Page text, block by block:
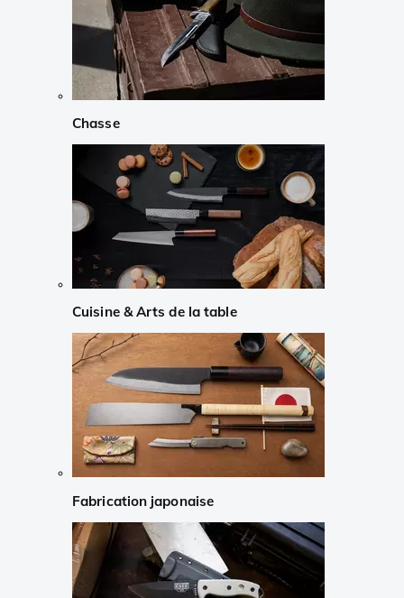
Chasse
Cuisine & Arts de la table
Fabrication japonaise